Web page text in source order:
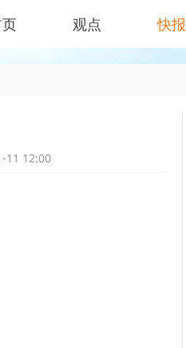
观点 快报
11 12:00